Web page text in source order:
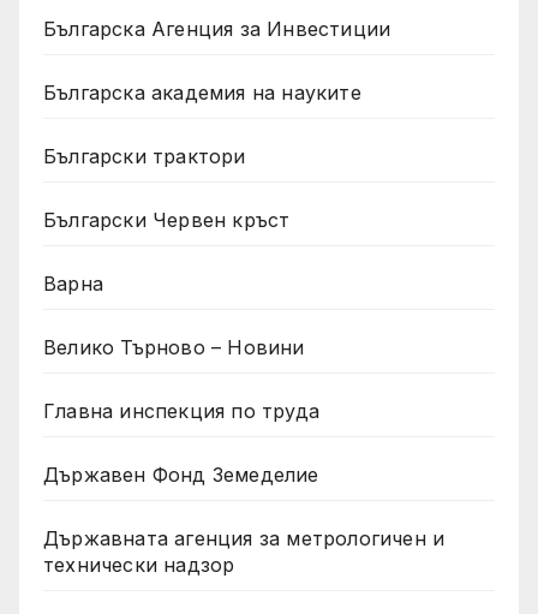
Българска Агенция за Инвестиции
Българска академия на науките
Български трактори
Български Червен кръст
Варна
Велико Търново – Новини
Главна инспекция по труда
Държавен Фонд Земеделие
Държавната агенция за метрологичен и
технически надзор